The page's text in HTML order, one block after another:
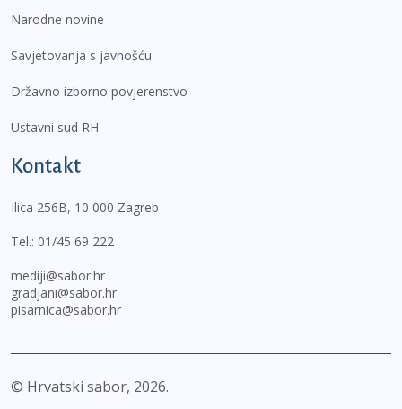
Narodne novine
Savjetovanja s javnošću
Državno izborno povjerenstvo
Ustavni sud RH
Kontakt
Ilica 256B, 10 000 Zagreb
Tel.: 01/45 69 222
mediji@sabor.hr
gradjani@sabor.hr
pisarnica@sabor.hr
© Hrvatski sabor, 2026